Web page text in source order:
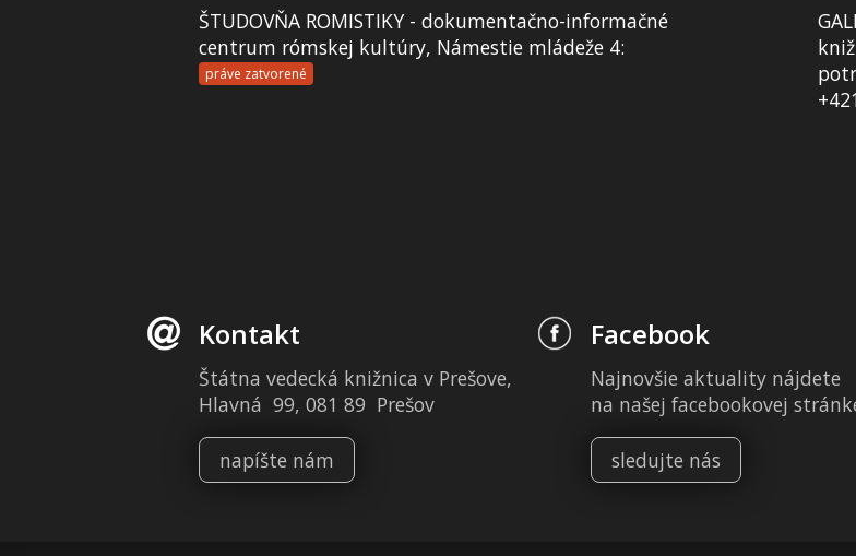
ŠTUDOVŇA ROMISTIKY - dokumentačno-informačné
centrum rómskej kultúry, Námestie mládeže 4:
práve zatvorené
Kontakt
Štátna vedecká knižnica v Prešove,
Hlavná 99, 081 89 Prešov
napíšte nám
Facebook
Najnovšie aktuality nájdete
na našej facebookovej
sledujte nás